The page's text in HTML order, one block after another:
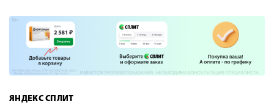
ЯНДЕКС СПЛИТ